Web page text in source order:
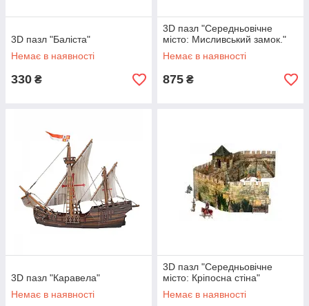
3D пазл "Баліста"
Немає в наявності
330 ₴
3D пазл "Середньовічне
місто: Мисливський замок."
Немає в наявності
875 ₴
3D пазл "Каравела"
Немає в наявності
3D пазл "Середньовічне
місто: Кріпосна стіна"
Немає в наявності